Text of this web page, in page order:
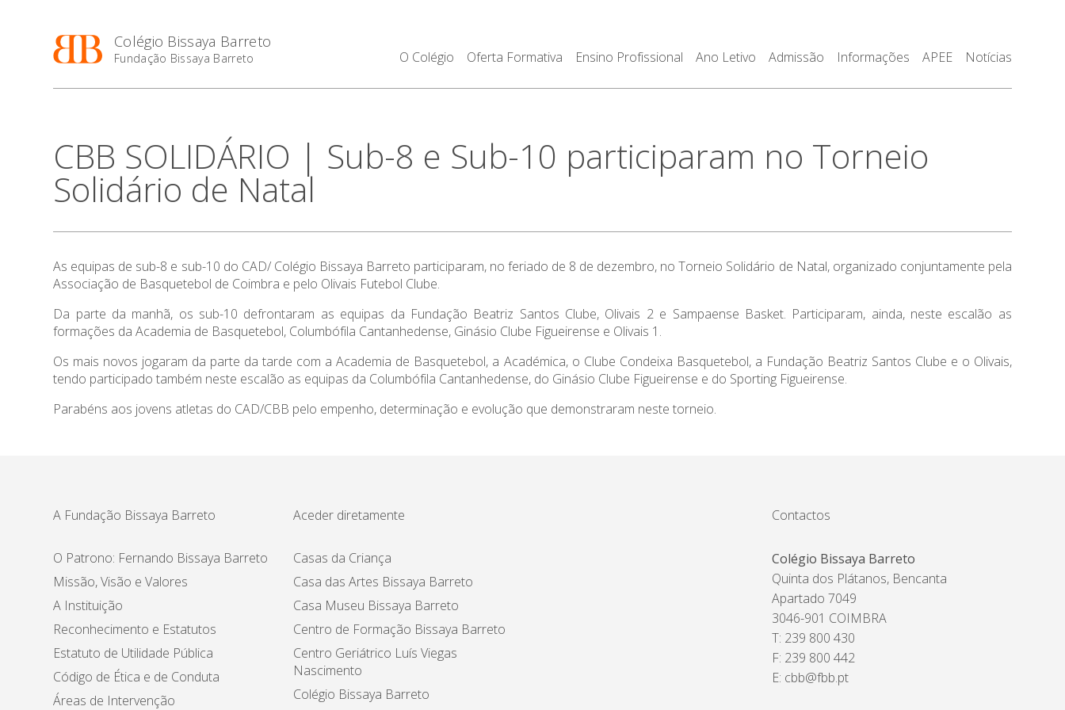
Colégio Bissaya Barreto
Fundação Bissaya Barreto O Colégio Oferta Formativa Ensino Profissional Ano Letivo Admissão Informações APEE Notícias
CBB SOLIDÁRIO | Sub-8 e Sub-10 participaram no Torneio
Solidário de Natal
As equipas de sub-8 e sub-10 do CAD/ Colégio Bissaya Barreto participaram, no feriado de 8 de dezembro, no Torneio Solidário de Natal, organizado conjuntamente pela
Associação de Basquetebol de Coimbra e pelo Olivais Futebol Clube.
Da parte da manhã, os sub-10 defrontaram as equipas da Fundação Beatriz Santos Clube, Olivais 2 e Sampaense Basket. Participaram, ainda, neste escalão as
formações da Academia de Basquetebol, Columbófila Cantanhedense, Ginásio Clube Figueirense e Olivais 1.
Os mais novos jogaram da parte da tarde com a Academia de Basquetebol, a Académica, o Clube Condeixa Basquetebol, a Fundação Beatriz Santos Clube e o Olivais,
tendo participado também neste escalão as equipas da Columbófila Cantanhedense, do Ginásio Clube Figueirense e do Sporting Figueirense.
Parabéns aos jovens atletas do CAD/CBB pelo empenho, determinação e evolução que demonstraram neste torneio.
A Fundação Bissaya Barreto
O Patrono: Fernando Bissaya Barreto
Missão, Visão e Valores
A Instituição
Reconhecimento e Estatutos
Estatuto de Utilidade Pública
Código de Ética e de Conduta
Áreas de Intervenção
Aceder diretamente
Casas da Criança
Casa das Artes Bissaya Barreto
Casa Museu Bissaya Barreto
Centro de Formação Bissaya Barreto
Centro Geriátrico Luís Viegas
Nascimento
Colégio Bissaya Barreto
Contactos
Colégio Bissaya Barreto
Quinta dos Plátanos, Bencanta
Apartado 7049
3046-901 COIMBRA
T: 239 800 430
F: 239 800 442
E: cbb@fbb.pt